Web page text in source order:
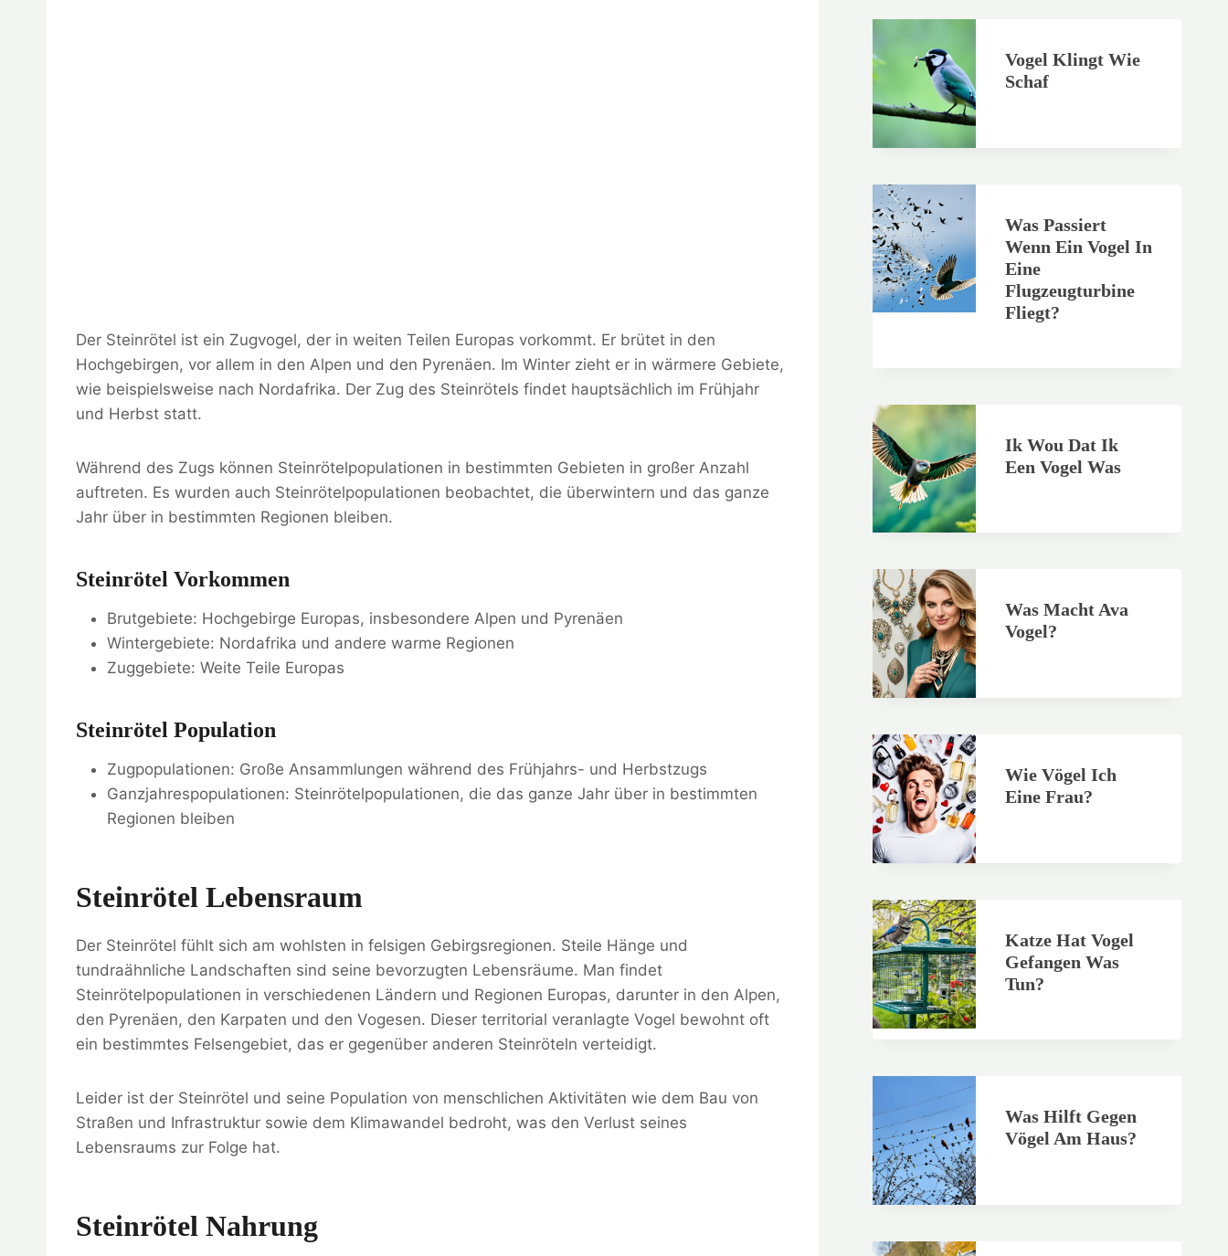
Der Steinrötel ist ein Zugvogel, der in weiten Teilen Europas vorkommt. Er brütet in den
Hochgebirgen, vor allem in den Alpen und den Pyrenäen. Im Winter zieht er in wärmere Gebiete,
wie beispielsweise nach Nordafrika. Der Zug des Steinrötels findet hauptsächlich im Frühjahr
und Herbst statt.
Während des Zugs können Steinrötelpopulationen in bestimmten Gebieten in großer Anzahl
auftreten. Es wurden auch Steinrötelpopulationen beobachtet, die überwintern und das ganze
Jahr über in bestimmten Regionen bleiben.
Steinrötel Vorkommen
Brutgebiete: Hochgebirge Europas, insbesondere Alpen und Pyrenäen
Wintergebiete: Nordafrika und andere warme Regionen
Zuggebiete: Weite Teile Europas
Steinrötel Population
Zugpopulationen: Große Ansammlungen während des Frühjahrs- und Herbstzugs
Ganzjahrespopulationen: Steinrötelpopulationen, die das ganze Jahr über in bestimmten
Regionen bleiben
Steinrötel Lebensraum
Der Steinrötel fühlt sich am wohlsten in felsigen Gebirgsregionen. Steile Hänge und
tundraähnliche Landschaften sind seine bevorzugten Lebensräume. Man findet
Steinrötelpopulationen in verschiedenen Ländern und Regionen Europas, darunter in den Alpen,
den Pyrenäen, den Karpaten und den Vogesen. Dieser territorial veranlagte Vogel bewohnt oft
ein bestimmtes Felsengebiet, das er gegenüber anderen Steinröteln verteidigt.
Leider ist der Steinrötel und seine Population von menschlichen Aktivitäten wie dem Bau von
Straßen und Infrastruktur sowie dem Klimawandel bedroht, was den Verlust seines
Lebensraums zur Folge hat.
Steinrötel Nahrung
Vogel Klingt Wie
Schaf
Was Passiert
Wenn Ein Vogel In
Eine
Flugzeugturbine
Fliegt?
Ik Wou Dat Ik
Een Vogel Was
Was Macht Ava
Vogel?
Wie Vögel Ich
Eine Frau?
Katze Hat Vogel
Gefangen Was
Tun?
Was Hilft Gegen
Vögel Am Haus?